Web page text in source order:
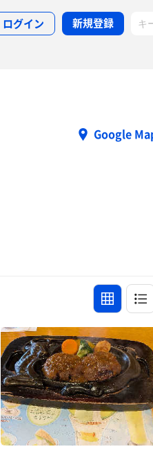
ログイン 新規登録
Google